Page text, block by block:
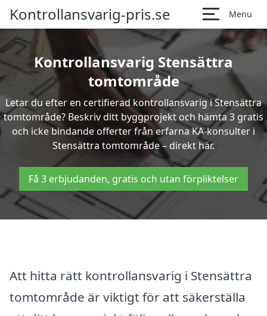
Kontrollansvarig-pris.se Menu
Kontrollansvarig Stensättra
tomtområde
Letar du efter en certifierad kontrollansvarig i Stensättra
tomtområde? Beskriv ditt byggprojekt och hämta 3 gratis
och icke bindande offerter från erfarna KA-konsulter i
Stensättra tomtområde – direkt här.
Få 3 erbjudanden, gratis och utan förpliktelser
Att hitta rätt kontrollansvarig i Stensättra
tomtområde är viktigt för att säkerställa